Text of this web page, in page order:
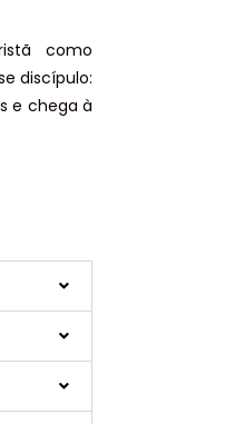
como
discípulo:
e chega à